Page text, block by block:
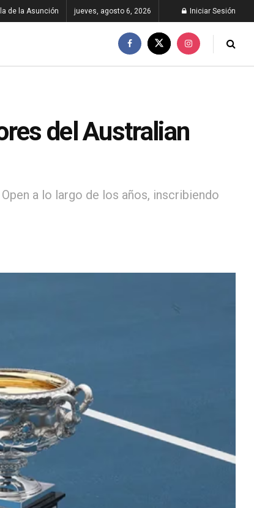
de la Asunción jueves, agosto 6, 2026 Iniciar Sesión
del Australian
a lo largo de los años, inscribiendo